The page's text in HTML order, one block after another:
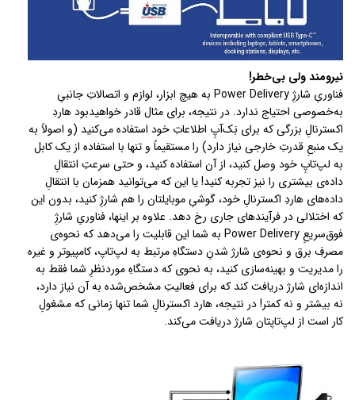
نیرومند ولی بی‌خطر!
فناوریِ شارژِ Power Delivery به هیچ ابزار، لوازم و اتصالاتِ جانبیِ
به‌خصوصی احتیاج ندارد. در نتیجه، برای مثال قادر خواهیدبود هاردِ
اکسترنالِ بزرگی که برای بَک‌آپِ اطلاعاتِ خود استفاده می‌کنید (و اصولاً به
یک منبعِ قدرتِ خارجی نیاز دارد) را مستقیماً و تنها با استفاده از یک کابل
به لپ‌تاپِ خود وصل کنید، از آن استفاده کنید، و حتی سرعتِ انتقالِ
داده‌ی بیشتری را نیز تجربه کنید! یا این که می‌توانید همزمان با انتقالِ
داده‌های هاردِ اکسترنالِ خود، گوشیِ موبایلتان را هم شارژِ کنید، بدون این
که اختلالی در فرآیندهای جاری رخ دهد. علاوه بر اینها، فناوریِ شارژِ
فوق‌سریعِ Power Delivery به شما این قابلیت را می‌دهد که نحوه‌ی
مصرفِ برق و نحوه‌ی شارژ شدنِ دستگاهِ مرتبط به لپ‌تاپ، کامپیوتر و غیره
را مدیریت و بهینه‌سازی کنید، به نحوی که دستگاهِ موردنظرِ شما فقط به
اندازه‌ای شارژ دریافت کند که برای فعالیتِ مشخص‌شده به آن نیاز دارد،
نه بیشتر و نه کمتر! در نتیجه، هارد اکسترنالِ شما تنها زمانی که مشغولِ
کار است از لپ‌تاپتان شارژ دریافت می‌کند.